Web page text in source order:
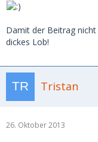
Damit der Beitrag
dickes Lob!
Tristan
26. Oktober 2013